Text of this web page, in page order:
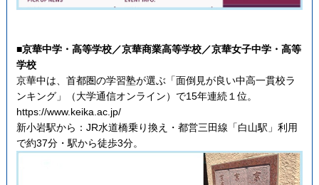
■京華中学・高等学校／京華商業高等学校／京華女子中学・高等
学校
京華中は、首都圏の学習塾が選ぶ「面倒見が良い中高一貫校ラ
ンキング」（大学通信オンライン）で15年連続１位。
https://www.keika.ac.jp/
新小岩駅から：JR水道橋乗り換え・都営三田線「白山駅」利用
で約37分・駅から徒歩3分。